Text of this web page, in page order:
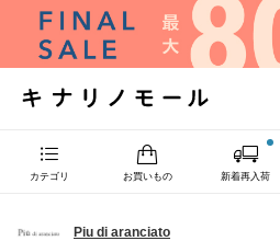
カテゴリ お買いもの 新着再入荷
Piu di aranciato